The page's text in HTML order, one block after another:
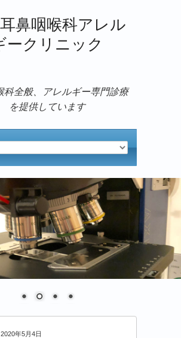
鼻咽喉科アレル
ークリニック
科全般、アレルギー専門診療
を提供しています
2020年5月4日